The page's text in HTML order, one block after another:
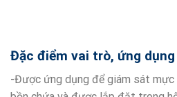
Đặc điểm vai trò, ứng
-Được ứng dụng để giám sát mực